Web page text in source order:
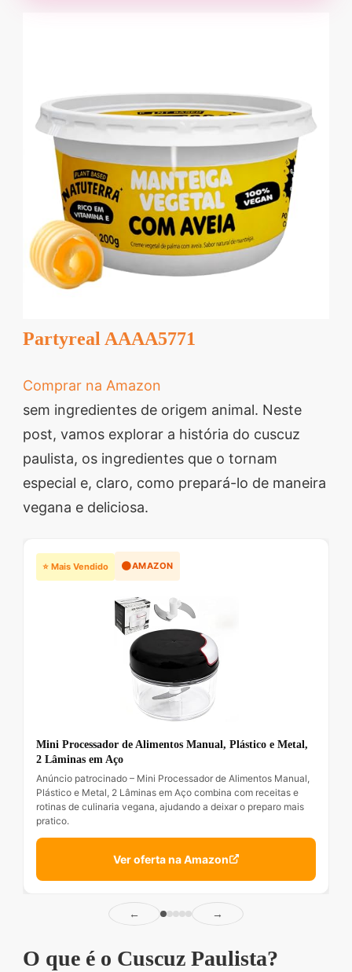
Partyreal AAAA5771
Comprar na Amazon
sem ingredientes de origem animal. Neste
post, vamos explorar a história do cuscuz
paulista, os ingredientes que o tornam
especial e, claro, como prepará-lo de maneira
vegana e deliciosa.
⭐ Mais Vendido 🟠AMAZON
Mini Processador de Alimentos Manual, Plástico e Metal,
2 Lâminas em Aço
Anúncio patrocinado – Mini Processador de Alimentos Manual,
Plástico e Metal, 2 Lâminas em Aço combina com receitas e
rotinas de culinaria vegana, ajudando a deixar o preparo mais
pratico.
Ver oferta na Amazon
← →
O que é o Cuscuz Paulista?